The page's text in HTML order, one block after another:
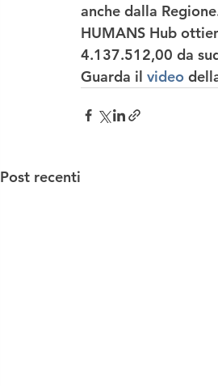
anche dalla
HUMANS Hub
4.137.512,00 da
Guarda il video
Post recenti